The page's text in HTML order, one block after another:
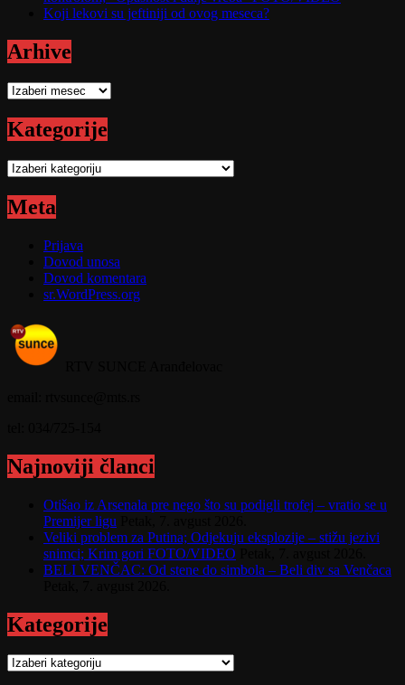
Koji lekovi su jeftiniji od ovog meseca?
Arhive
Arhive
Kategorije
Kategorije
Meta
Prijava
Dovod unosa
Dovod komentara
sr.WordPress.org
Najnoviji članci
Otišao iz Arsenala pre nego što su podigli trofej – vratio se u
Premijer ligu
Veliki problem za Putina; Odjekuju eksplozije – stižu jezivi
snimci; Krim gori FOTO/VIDEO
BELI VENČAC: Od stene do simbola – Beli div sa Venčaca
Kategorije
Kategorije